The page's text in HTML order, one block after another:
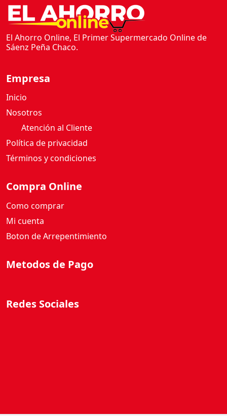
El Ahorro Online, El Primer Supermercado Online de
Sáenz Peña Chaco.
Empresa
Inicio
Nosotros
Atención al Cliente
Política de privacidad
Términos y condiciones
Compra Online
Como comprar
Mi cuenta
Boton de Arrepentimiento
Metodos de Pago
Redes Sociales